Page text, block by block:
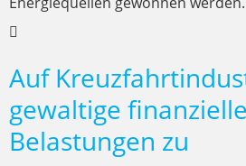
Auf
gewaltige finanzielle
Belastungen zu